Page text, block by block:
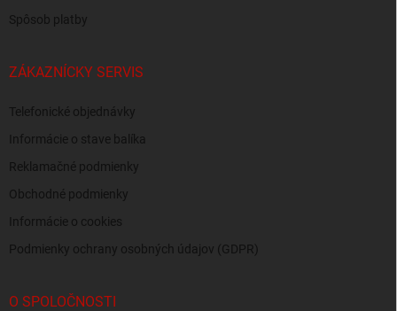
Spôsob platby
ZÁKAZNÍCKY SERVIS
Telefonické objednávky
Informácie o stave balíka
Reklamačné podmienky
Obchodné podmienky
Informácie o cookies
Podmienky ochrany osobných údajov (GDPR)
O SPOLOČNOSTI